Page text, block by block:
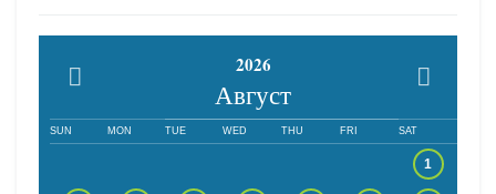
2026
Август
SUN MON TUE WED THU FRI SAT
1